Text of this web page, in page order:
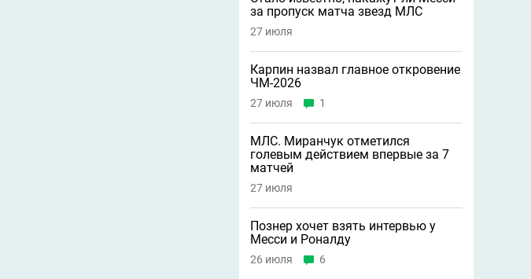
за пропуск матча звезд МЛС
27 июля
Карпин назвал главное откровение
ЧМ-2026
27 июля 1
МЛС. Миранчук отметился
голевым действием впервые за 7
матчей
27 июля
Познер хочет взять интервью у
Месси и Роналду
26 июля 6